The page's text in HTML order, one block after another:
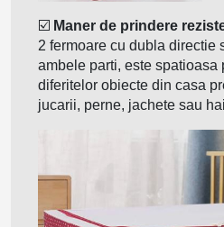
☑️ Maner de prindere
2 fermoare cu dubla directie
ambele parti, este spatioasa
diferitelor obiecte din casa
jucarii, perne, jachete sau